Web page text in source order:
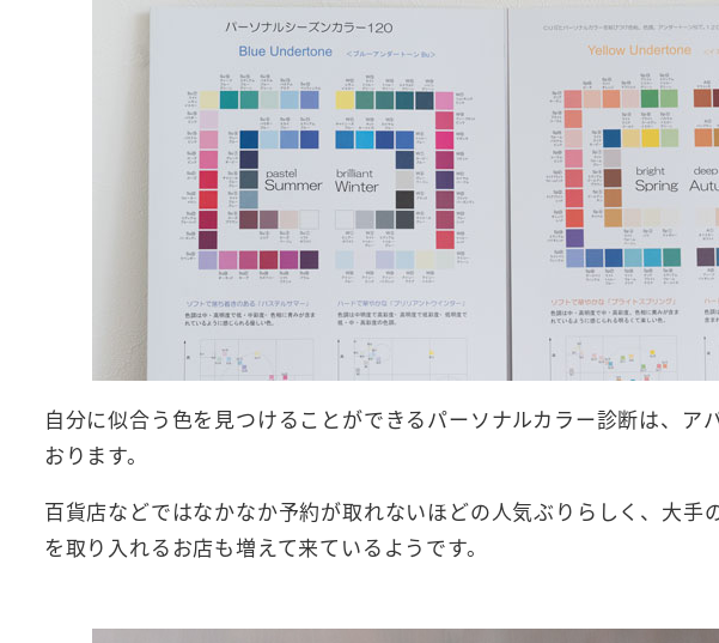
自分に似合う色を見つけることができるパーソナルカラー診断は、
おります。
百貨店などではなかなか予約が取れないほどの人気ぶりらしく、大
を取り入れるお店も増えて来ているようです。